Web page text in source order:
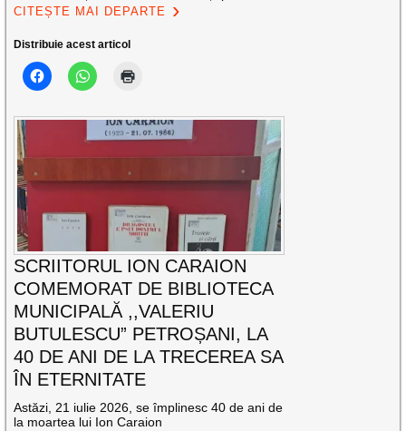
CITEȘTE MAI DEPARTE
Distribuie acest articol
SCRIITORUL ION CARAION
COMEMORAT DE BIBLIOTECA
MUNICIPALĂ ,,VALERIU
BUTULESCU” PETROȘANI, LA
40 DE ANI DE LA TRECEREA SA
ÎN ETERNITATE
Astăzi, 21 iulie 2026, se împlinesc 40 de ani de
la moartea lui Ion Caraion